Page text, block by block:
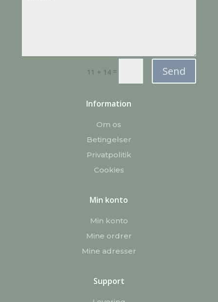
11 + 14 = Send
Information
Om os
Betingelser
Privatpolitik
Cookies
Min konto
Min konto
Mine ordrer
Mine adresser
Support